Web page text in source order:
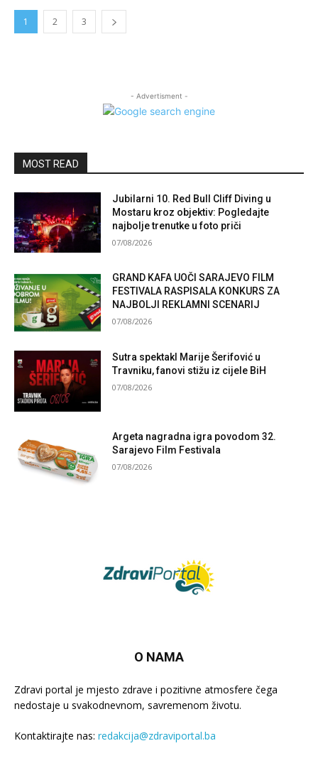
1 2 3
- Advertisment -
MOST READ
Jubilarni 10. Red Bull Cliff Diving u
Mostaru kroz objektiv: Pogledajte
najbolje trenutke u foto priči
07/08/2026
GRAND KAFA UOČI SARAJEVO FILM
FESTIVALA RASPISALA KONKURS ZA
NAJBOLJI REKLAMNI SCENARIJ
07/08/2026
Sutra spektakl Marije Šerifović u
Travniku, fanovi stižu iz cijele BiH
07/08/2026
Argeta nagradna igra povodom 32.
Sarajevo Film Festivala
07/08/2026
O NAMA
Zdravi portal je mjesto zdrave i pozitivne atmosfere čega
nedostaje u svakodnevnom, savremenom životu.
Kontaktirajte nas: redakcija@zdraviportal.ba